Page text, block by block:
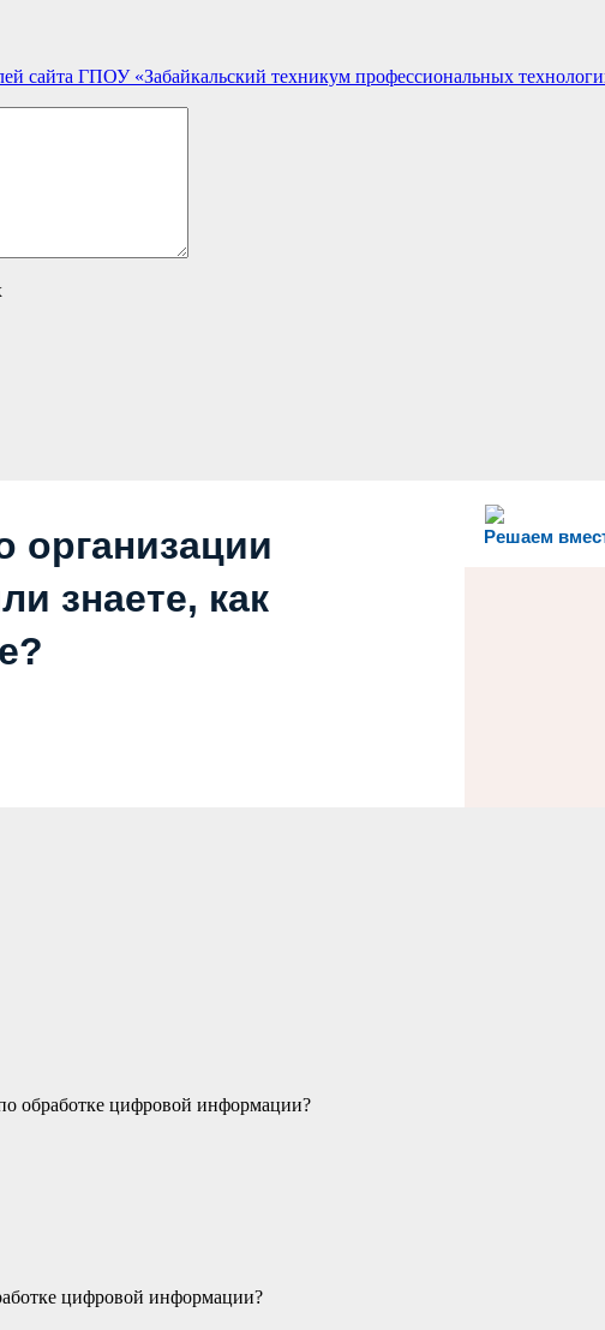
сайта ГПОУ «Забайкальский техникум профессиональных
Решаем
организации
знаете, как
по обработке цифровой информации?
цифровой информации?